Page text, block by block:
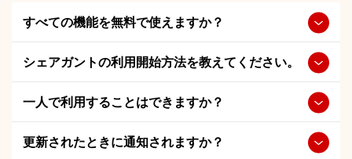
すべての機能を無料で使えますか？
シェアガントの利用開始方法を教えてください。
一人で利用することはできますか？
更新されたときに通知されますか？